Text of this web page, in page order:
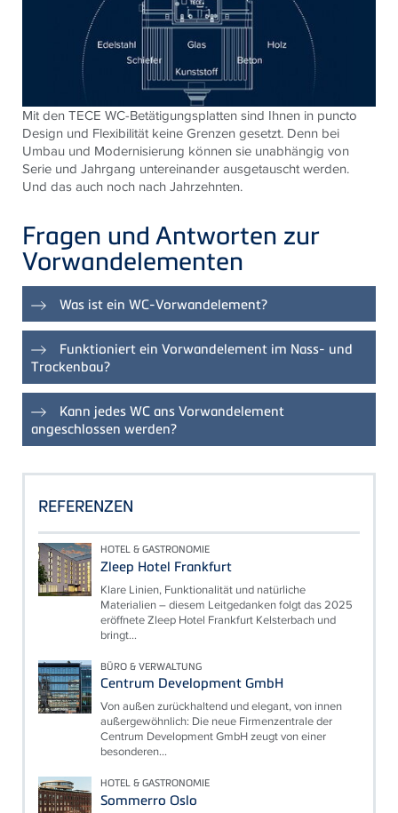
Mit denTECE WC-Betätigungsplatten sind Ihnen in puncto
Design und Flexibilität keine Grenzen gesetzt. Denn bei
Umbau und Modernisierung können sie unabhängig von
Serie und Jahrgang untereinander ausgetauscht werden.
Und das auch noch nach Jahrzehnten.
Fragen und Antworten zur
Vorwandelementen
Was ist ein WC-Vorwandelement?
Ein WC-Vorwandelement besteht aus einem stabilen
Metallrahmen mit integrierten Spülkästen und wird in der
Rohbauinstallation zur Vorbereitung einer WC-Anlage
benötigt.
Funktioniert ein Vorwandelement im Nass- und
Trockenbau?
Hier gibt es unterschiedliche Ausführungen.
Trockenbauelemente von TECE sind statisch
selbsttragend und lassen sich auch für die
(https://www.tece.com/de/sanitaermodule/tecebox-
Ausmauerung für die Stabilität und sind daher für den
Kann jedes WC ans Vorwandelement
angeschlossen werden?
angeschlossen werden. Die Abstände zwischen Spül-
und Abwasserrohr sind genormt. Lediglich die
Befestigungsabstände können mit 180/230 mm variieren.
REFERENZEN
HOTEL & GASTRONOMIE
Zleep Hotel Frankfurt
Klare Linien, Funktionalität und natürliche
Materialien – diesem Leitgedanken folgt das 2025
eröffnete Zleep Hotel Frankfurt Kelsterbach und
bringt...
BÜRO & VERWALTUNG
Centrum Development GmbH
Von außen zurückhaltend und elegant, von innen
außergewöhnlich: Die neue Firmenzentrale der
Centrum Development GmbH zeugt von einer
besonderen...
HOTEL & GASTRONOMIE
Sommerro Oslo